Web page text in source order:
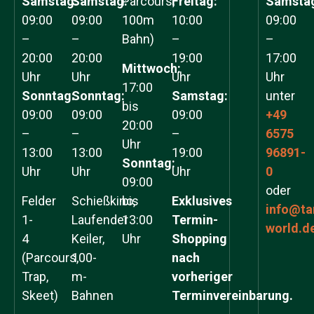
09:00
–
20:00
Uhr
Sonntag:
09:00
–
13:00
Uhr
Felder
1-
4
(Parcours,
Trap,
Skeet)
09:00
–
20:00
Uhr
Sonntag:
09:00
–
13:00
Uhr
Schießkino,
Laufender
Keiler,
100-
m-
Bahnen
100m
Bahn)
Mittwoch:
17:00
bis
20:00
Uhr
Sonntag:
09:00
bis
13:00
Uhr
10:00
–
19:00
Uhr
Samstag:
09:00
–
19:00
Uhr
Exklusives
Termin-
Shopping
nach
vorheriger
Terminvereinbarung.
09:00
–
17:00
Uhr
unter
+49
6575
96891-
0
oder